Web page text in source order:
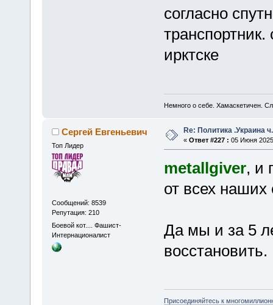
согласно
ирктске
Немного о себе. Хамаскетичен.
Сергей Евгеньевич
Топ Лидер
Сообщений: 8539
Репутация: 210
Боевой кот.... Фашист-
Интернационалист
Re: Политика .Украина
« Ответ #227 : 05 Июня
metallgiver, и
от всех наших
Да мы и за 5
восстановить.
Присоединяйтесь к